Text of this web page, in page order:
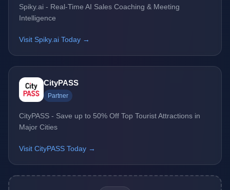
Spiky.ai - Real-Time AI Sales Coaching & Meeting
Intelligence
Visit Spiky.ai Today →
CityPASS
Partner
CityPASS - Save up to 50% Off Top Tourist Attractions in
Major Cities
Visit CityPASS Today →